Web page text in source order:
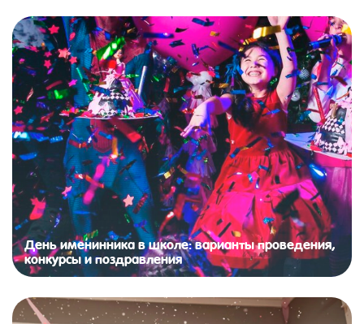
День именинника в школе: варианты проведения,
конкурсы и поздравления